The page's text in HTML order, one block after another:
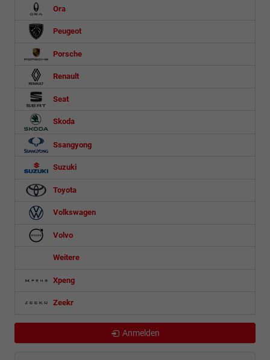
Ora
Peugeot
Porsche
Renault
Seat
Skoda
Ssangyong
Suzuki
Toyota
Volkswagen
Volvo
Weitere
Xpeng
Zeekr
Anmelden